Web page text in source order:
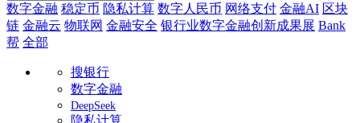
数字金融 稳定币 隐私计算 数字人民币 网络支付 金融AI 区块
链 金融云 物联网 金融安全 银行业数字金融创新成果展 Bank
帮 全部
搜银行
数字金融
DeepSeek
隐私计算